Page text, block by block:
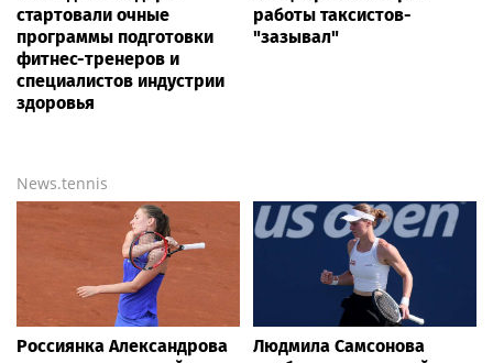
«Лето с Интеграцией»
продолжается в августе —
заключительный месяц
программы
Гастроэнтеролог Садыков
объяснил, как амброзия